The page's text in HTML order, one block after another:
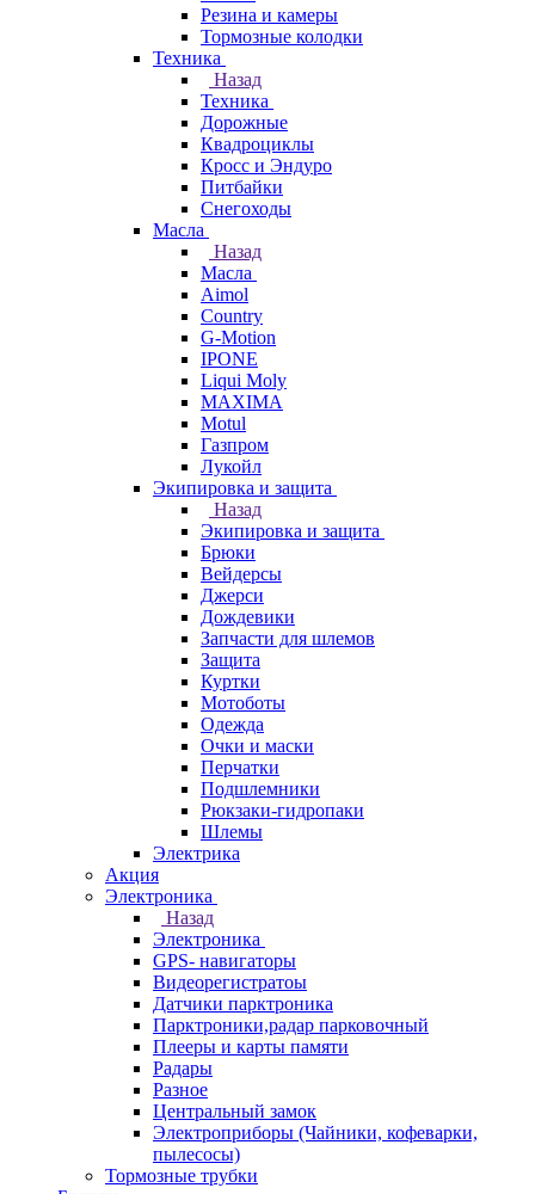
Резина и камеры
Тормозные колодки
Техника
Назад
Техника
Дорожные
Квадроциклы
Кросс и Эндуро
Питбайки
Снегоходы
Масла
Назад
Масла
Aimol
Country
G-Motion
IPONE
Liqui Moly
MAXIMA
Motul
Газпром
Лукойл
Экипировка и защита
Назад
Экипировка и защита
Брюки
Вейдерсы
Джерси
Дождевики
Запчасти для шлемов
Защита
Куртки
Мотоботы
Одежда
Очки и маски
Перчатки
Подшлемники
Рюкзаки-гидропаки
Шлемы
Электрика
Акция
Электроника
Назад
Электроника
GPS- навигаторы
Видеорегистратоы
Датчики парктроника
Парктроники,радар парковочный
Плееры и карты памяти
Радары
Разное
Центральный замок
Электроприборы (Чайники, кофеварки,
пылесосы)
Тормозные трубки